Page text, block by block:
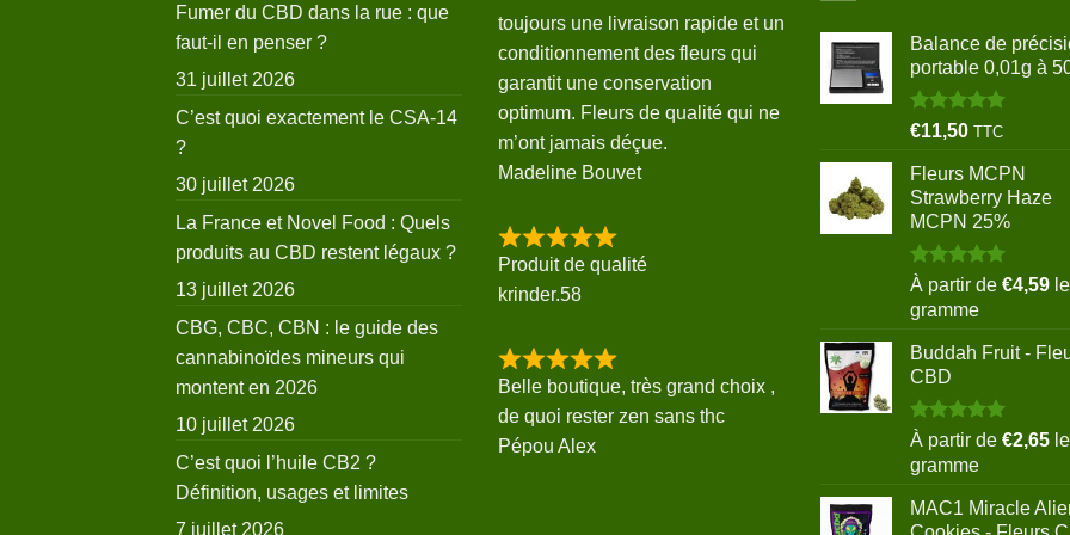
Fumer du CBD dans la rue : que
faut-il en penser ?
31 juillet 2026
C’est quoi exactement le CSA-14
?
30 juillet 2026
La France et Novel Food : Quels
produits au CBD restent légaux ?
13 juillet 2026
CBG, CBC, CBN : le guide des
cannabinoïdes mineurs qui
montent en 2026
10 juillet 2026
C’est quoi l’huile CB2 ?
Définition, usages et limites
7 juillet 2026
toujours une livraison rapide et un
conditionnement des fleurs qui
garantit une conservation
optimum. Fleurs de qualité qui ne
m’ont jamais déçue.
Madeline Bouvet
Produit de qualité
krinder.58
Belle boutique, très grand choix ,
de quoi rester zen sans thc
Pépou Alex
Balance de
portable 0,01g à
Note5.00
€11,50 TTC
Fleurs MCPN
Strawberry Haze
MCPN 25%
Note5.00
sur 5
À partir de €4,59 le
gramme
Buddah Fruit -
CBD
Note5.00
sur 5
À partir de €2,65 le
gramme
MAC1 Miracle